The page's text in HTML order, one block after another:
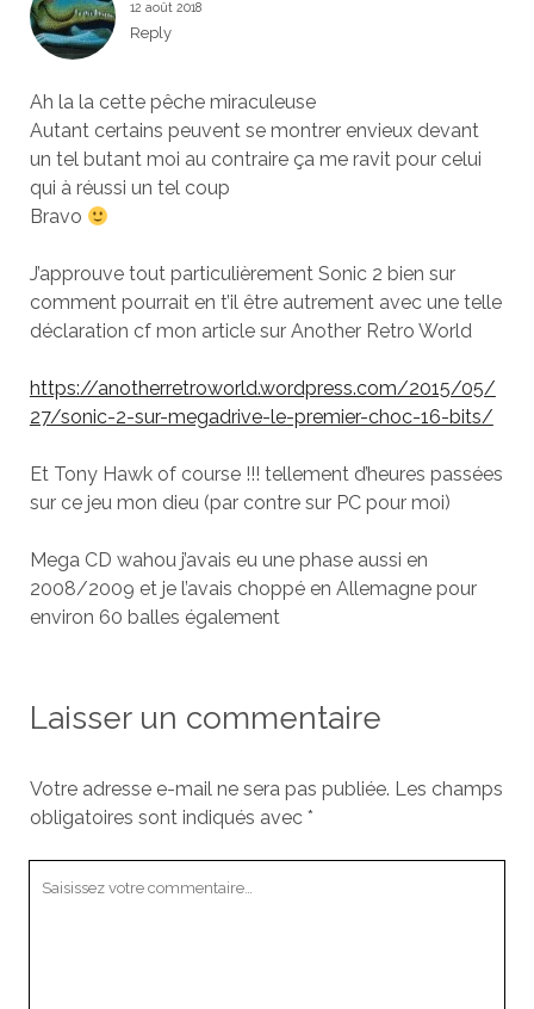
12 août 2018
Reply
Ah la la cette pêche miraculeuse
Autant certains peuvent se montrer envieux devant
un tel butant moi au contraire ça me ravit pour celui
qui à réussi un tel coup
Bravo
J’approuve tout particulièrement Sonic 2 bien sur
comment pourrait en t’il être autrement avec une telle
déclaration cf mon article sur Another Retro World
https://anotherretroworld.wordpress.com/2015/05/
27/sonic-2-sur-megadrive-le-premier-choc-16-bits/
Et Tony Hawk of course !!! tellement d’heures passées
sur ce jeu mon dieu (par contre sur PC pour moi)
Mega CD wahou j’avais eu une phase aussi en
2008/2009 et je l’avais choppé en Allemagne pour
environ 60 balles également
Laisser un commentaire
Votre adresse e-mail ne sera pas publiée. Les champs
obligatoires sont indiqués avec *